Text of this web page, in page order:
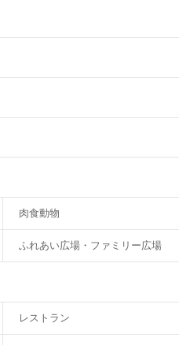
肉食動物
ふれあい広場・ファミリー広場
レストラン